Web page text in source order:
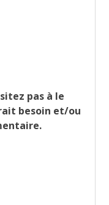
pas à le
besoin et/ou